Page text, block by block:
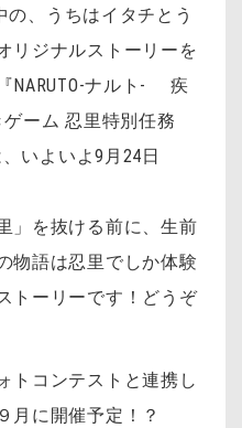
の、うちはイタチとう
リジナルストーリーを
NARUTO-ナルト- 疾
ーム 忍里特別任務
いよいよ9月24日
」を抜ける前に、生前
物語は忍里でしか体験
トーリーです！どうぞ
トコンテストと連携し
月に開催予定！？